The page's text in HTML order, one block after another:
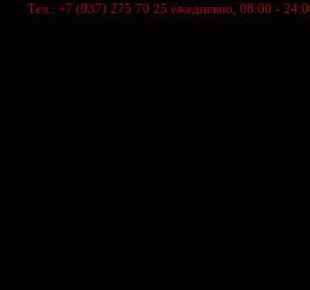
Тел.: +7 (937) 275 70 25 ежедневно, 08:00 -